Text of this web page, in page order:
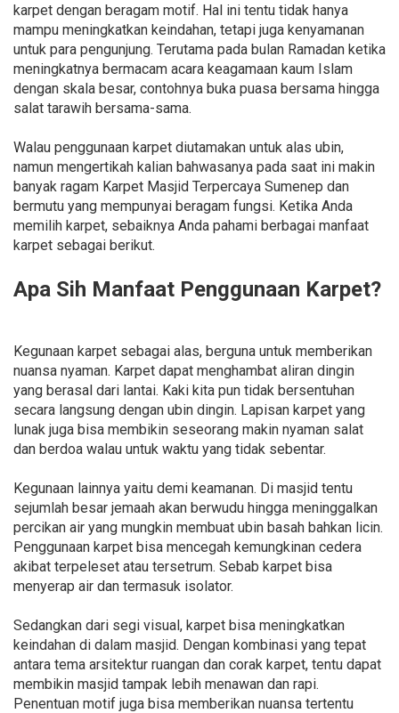
karpet dengan beragam motif. Hal ini tentu tidak hanya
mampu meningkatkan keindahan, tetapi juga kenyamanan
untuk para pengunjung. Terutama pada bulan Ramadan ketika
meningkatnya bermacam acara keagamaan kaum Islam
dengan skala besar, contohnya buka puasa bersama hingga
salat tarawih bersama-sama.
Walau penggunaan karpet diutamakan untuk alas ubin,
namun mengertikah kalian bahwasanya pada saat ini makin
banyak ragam Karpet Masjid Terpercaya Sumenep dan
bermutu yang mempunyai beragam fungsi. Ketika Anda
memilih karpet, sebaiknya Anda pahami berbagai manfaat
karpet sebagai berikut.
Apa Sih Manfaat Penggunaan Karpet?
Kegunaan karpet sebagai alas, berguna untuk memberikan
nuansa nyaman. Karpet dapat menghambat aliran dingin
yang berasal dari lantai. Kaki kita pun tidak bersentuhan
secara langsung dengan ubin dingin. Lapisan karpet yang
lunak juga bisa membikin seseorang makin nyaman salat
dan berdoa walau untuk waktu yang tidak sebentar.
Kegunaan lainnya yaitu demi keamanan. Di masjid tentu
sejumlah besar jemaah akan berwudu hingga meninggalkan
percikan air yang mungkin membuat ubin basah bahkan licin.
Penggunaan karpet bisa mencegah kemungkinan cedera
akibat terpeleset atau tersetrum. Sebab karpet bisa
menyerap air dan termasuk isolator.
Sedangkan dari segi visual, karpet bisa meningkatkan
keindahan di dalam masjid. Dengan kombinasi yang tepat
antara tema arsitektur ruangan dan corak karpet, tentu dapat
membikin masjid tampak lebih menawan dan rapi.
Penentuan motif juga bisa memberikan nuansa tertentu